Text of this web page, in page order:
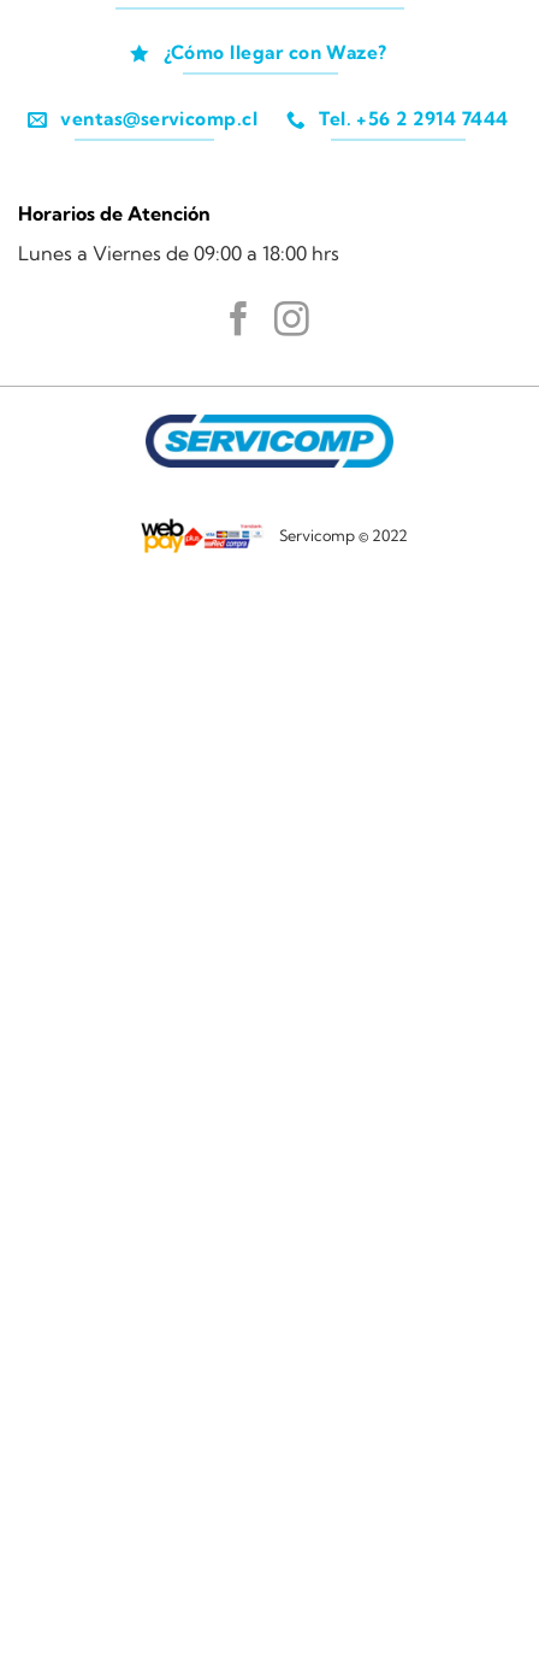
¿Cómo llegar con Waze?
ventas@servicomp.cl Tel. +56 2 2914 7444
Horarios de Atención
Lunes a Viernes de 09:00 a 18:00 hrs
Servicomp © 2022